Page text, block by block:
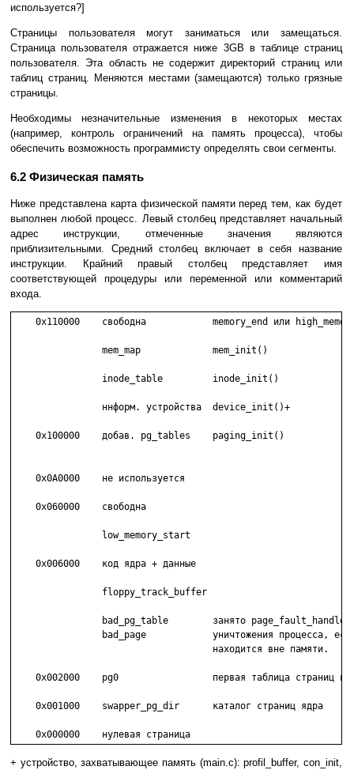
используется?]
Страницы пользователя могут заниматься или замещаться.
Страница пользователя отражается ниже 3GB в таблице страниц
пользователя. Эта область не содержит директорий страниц или
таблиц страниц. Меняются местами (замещаются) только грязные
страницы.
Необходимы незначительные изменения в некоторых местах
(например, контроль ограничений на память процесса), чтобы
обеспечить возможность программисту определять свои сегменты.
6.2 Физическая память
Ниже представлена карта физической памяти перед тем, как будет
выполнен любой процесс. Левый столбец представляет начальный
адрес инструкции, отмеченные значения являются
приблизительными. Средний столбец включает в себя название
инструкции. Крайний правый столбец представляет имя
соответствующей процедуры или переменной или комментарий
входа.
0x110000    свободна            memory_end или
                mem_map             mem_init()
                inode_table         inode_init()
                ннформ. устройства  device_init()+
    0x100000    добав. pg_tables    paging_init()
    0x0A0000    не используется
    0x060000    свободна
                low_memory_start
    0x006000    код ядра + данные
                floppy_track_buffer
bad_pg_table        занято
bad_page            уничтожения процесса,
                                    находится вне памяти.
0x002000    pg0                 первая таблица страниц в
    0x001000    swapper_pg_dir      каталог страниц ядра
    0x000000    нулевая страница
+ устройство, захватывающее память (main.c): profil_buffer, con_init,